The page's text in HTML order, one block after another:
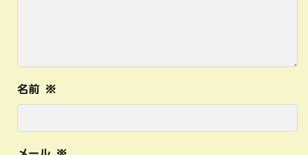
名前 ※